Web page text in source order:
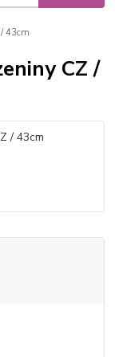
43cm
CZ /